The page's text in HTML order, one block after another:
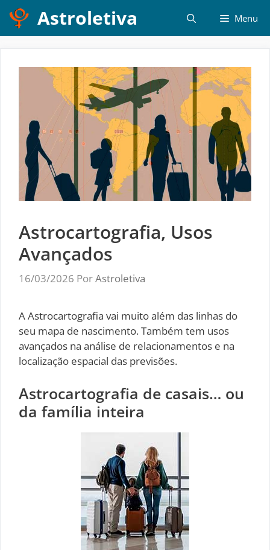
Pular
para
o
Astroletiva Menu
Astrocartografia, Usos
Avançados
16/03/2026 PorAstroletiva
A Astrocartografia vai muito além das linhas do
seu mapa de nascimento. Também tem usos
avançados na análise de relacionamentos e na
localização espacial das previsões.
Astrocartografia de casais… ou
da família inteira